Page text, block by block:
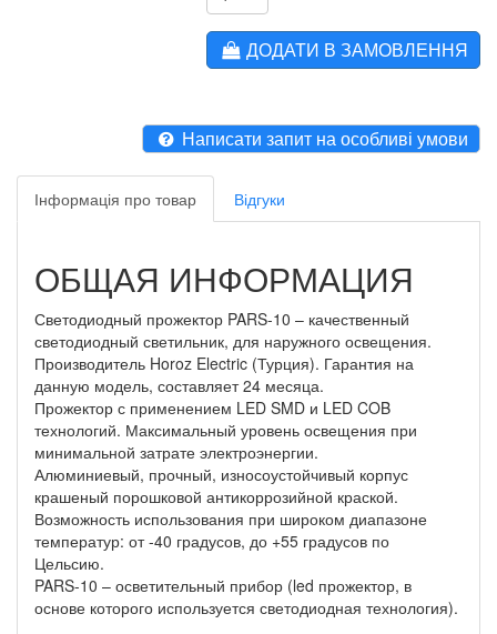
ДОДАТИ В ЗАМОВЛЕННЯ
Написати запит на особливі умови
Інформація про товар Відгуки
ОБЩАЯ ИНФОРМАЦИЯ
Светодиодный прожектор PARS-10 – качественный
светодиодный светильник, для наружного освещения.
Производитель Horoz Electric (Турция). Гарантия на
данную модель, составляет 24 месяца.
Прожектор с применением LED SMD и LED COB
технологий. Максимальный уровень освещения при
минимальной затрате электроэнергии.
Алюминиевый, прочный, износоустойчивый корпус
крашеный порошковой антикоррозийной краской.
Возможность использования при широком диапазоне
температур: от -40 градусов, до +55 градусов по
Цельсию.
PARS-10 – осветительный прибор (led прожектор, в
основе которого используется светодиодная технология).